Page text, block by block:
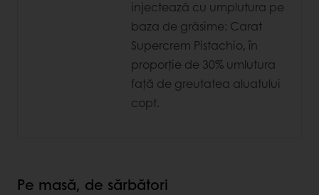
injectează cu umplutura pe
baza de grăsime: Carat
Supercrem Pistachio, în
proporție de 30% umlutura
față de greutatea aluatului
copt.
Pe masă, de sărbători